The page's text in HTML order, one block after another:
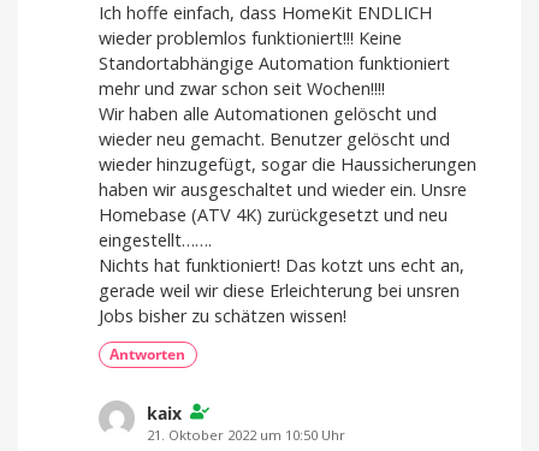
Ich hoffe einfach, dass HomeKit ENDLICH
wieder problemlos funktioniert!!! Keine
Standortabhängige Automation funktioniert
mehr und zwar schon seit Wochen!!!!
Wir haben alle Automationen gelöscht und
wieder neu gemacht. Benutzer gelöscht und
wieder hinzugefügt, sogar die Haussicherungen
haben wir ausgeschaltet und wieder ein. Unsre
Homebase (ATV 4K) zurückgesetzt und neu
eingestellt…….
Nichts hat funktioniert! Das kotzt uns echt an,
gerade weil wir diese Erleichterung bei unsren
Jobs bisher zu schätzen wissen!
Antworten
kaix
21. Oktober 2022 um 10:50 Uhr